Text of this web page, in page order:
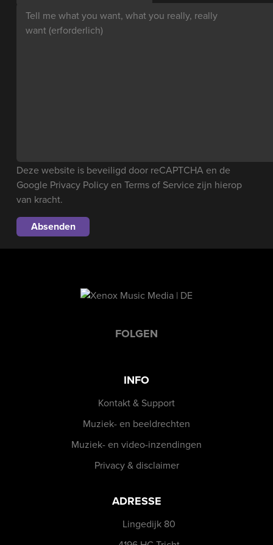
Tell me what you want, what you really, really
want (erforderlich)
Deze website is beveiligd door reCAPTCHA en de
Google Privacy Policy en Terms of Service zijn hierop
van kracht.
FOLGEN
INFO
Kontakt & Support
Muziek- en beeldrechten
Muziek- en video-inzendingen
Privacy & disclaimer
ADRESSE
Lingedijk 80